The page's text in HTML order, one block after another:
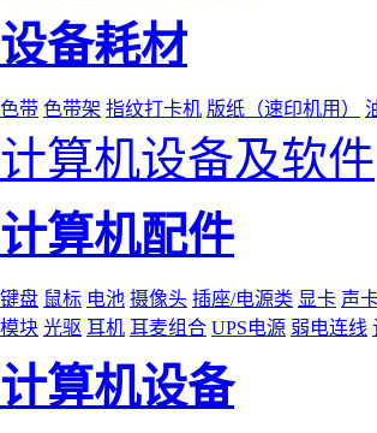
设备耗材
色带 色带架 指纹打卡机 版纸（速印机用）
计算机设备及软件
计算机配件
键盘 鼠标 电池 摄像头 插座/电源类 显卡 声
模块 光驱 耳机 耳麦组合 UPS电源 弱电连线
计算机设备